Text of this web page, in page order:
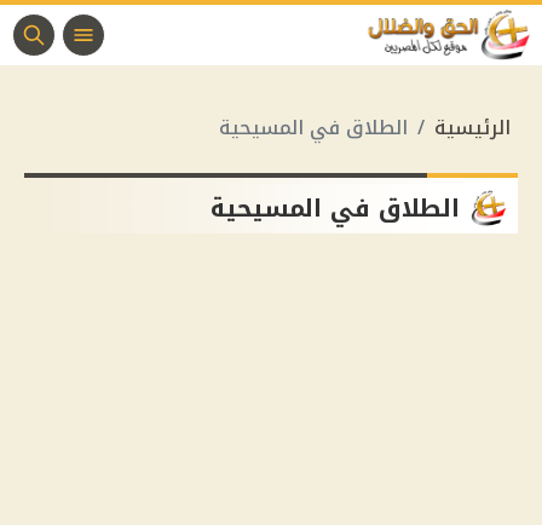
الرئيسية الطلاق في المسيحية
الطلاق في المسيحية